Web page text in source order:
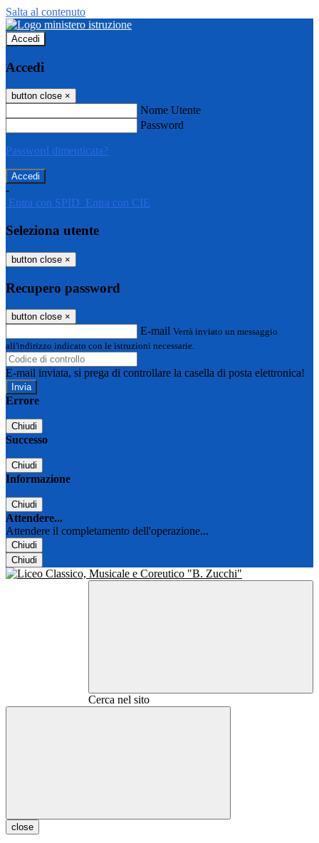
Salta al contenuto
Accedi
Accedi
button close ×
Nome Utente
Password
Password dimenticata?
-
Entra con SPID Entra con CIE
Seleziona utente
button close ×
Recupero password
button close ×
E-mail Verrà inviato un messaggio
all'indirizzo indicato con le istruzioni necessarie.
E-mail inviata, si prega di controllare la casella di posta elettronica!
Errore
Chiudi
Successo
Chiudi
Informazione
Chiudi
Attendere...
Attendere il completamento dell'operazione...
Chiudi
Chiudi
Cerca nel sito
close